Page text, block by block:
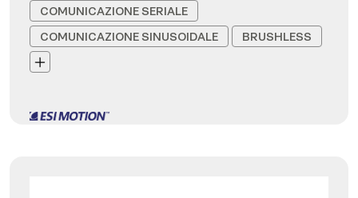
COMUNICAZIONE SERIALE
COMUNICAZIONE SINUSOIDALE
BRUSHLESS